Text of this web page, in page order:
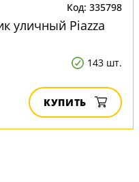
Код: 335798
уличный Piazza
143 шт.
КУПИТЬ